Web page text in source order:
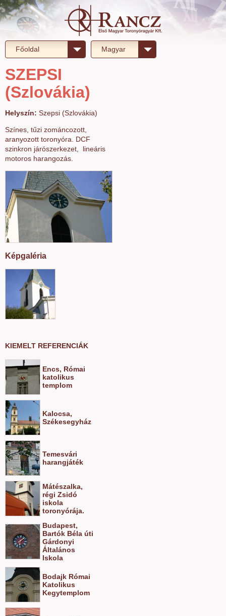
Főoldal Magyar
SZEPSI
(Szlovákia)
Helyszín: Szepsi (Szlovákia)
Színes, tűzi zománcozott,
aranyozott toronyóra. DCF
szinkron járószerkezet, lineáris
motoros harangozás.
Képgaléria
KIEMELT REFERENCIÁK
Encs, Római
katolikus
templom
Kalocsa,
Székesegyház
Temesvári
harangjáték
Mátészalka,
régi Zsidó
iskola
toronyórája.
Budapest,
Bartók Béla úti
Gárdonyi
Általános
Iskola
Bodajk Római
Katolikus
Kegytemplom